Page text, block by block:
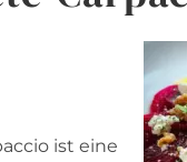
ist eine